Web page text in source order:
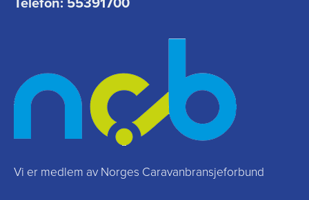
Vi er medlem av Norges Caravanbransjeforbund